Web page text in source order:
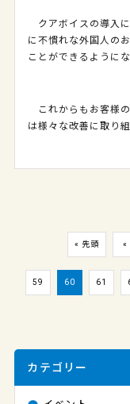
クアボイスの導入
に不慣れな外国人の
ことができるように
これからもお客様
は様々な改善に取り
« 先頭 «
59 60 61
カテゴリー